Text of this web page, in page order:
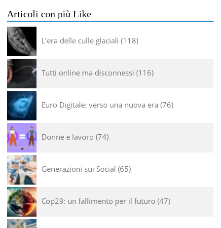
Articoli con più Like
L’era delle culle glaciali 118
Tutti online ma disconnessi 116
Euro Digitale: verso una nuova era 76
Donne e lavoro 74
Generazioni sui Social 65
Cop29: un fallimento per il futuro 47